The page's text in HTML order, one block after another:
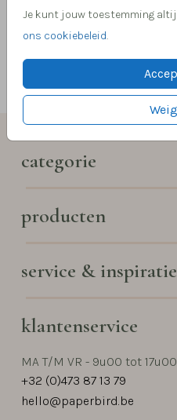
Je kunt jouw toestemming
ons cookiebeleid.
goud 12,5 x 14
Prijs:€ 0,65
categorie
producten
service & inspiratie
klantenservice
MA T/M VR - 9u00 tot 17u00
+32 (0)473 87 13 79
hello@paperbird.be